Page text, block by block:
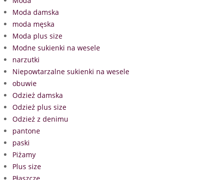
Moda damska
moda męska
Moda plus size
Modne sukienki na wesele
narzutki
Niepowtarzalne sukienki na wesele
obuwie
Odzież damska
Odzież plus size
Odzież z denimu
pantone
paski
Piżamy
Plus size